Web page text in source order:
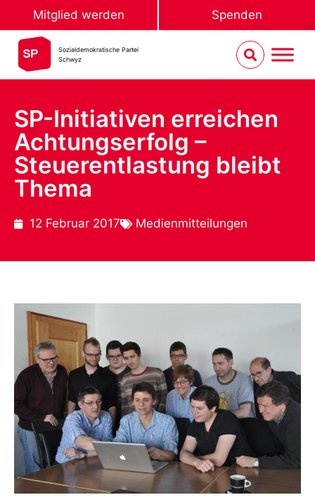
Mitglied werden Spenden
Sozialdemokratische Partei
Schwyz
SP-Initiativen erreichen
Achtungserfolg –
Steuerentlastung bleibt
Thema
12 Februar 2017 Medienmitteilungen